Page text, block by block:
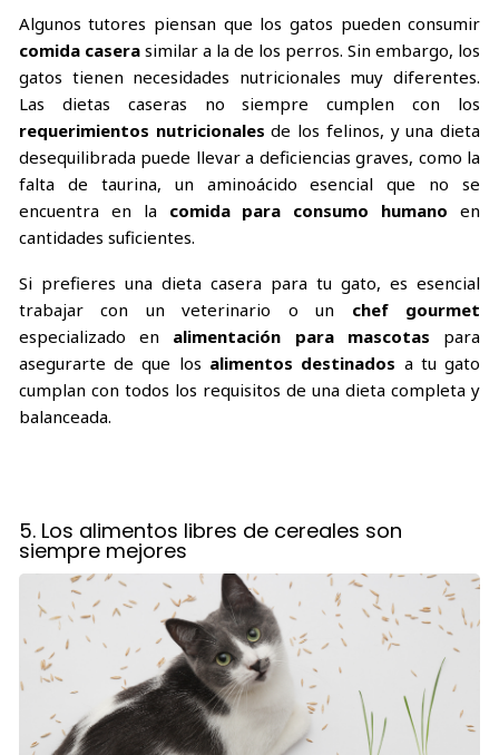
Algunos tutores piensan que los gatos pueden consumir
comida caserasimilar a la de los perros. Sin embargo, los
gatos tienen necesidades nutricionales muy diferentes.
Las dietas caseras no siempre cumplen con los
requerimientos nutricionales de los felinos, y una dieta
desequilibrada puede llevar a deficiencias graves, como la
falta de taurina, un aminoácido esencial que no se
encuentra en la comida para consumo humano en
cantidades suficientes.
Si prefieres una dieta casera para tu gato, es esencial
trabajar con un veterinario o un chef gourmet
especializado en alimentación para mascotas para
asegurarte de que los alimentos destinados a tu gato
cumplan con todos los requisitos de una dieta completa y
balanceada.
5. Los alimentos libres de cereales son
siempre mejores